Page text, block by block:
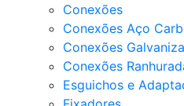
Conexões
Conexões Aço
Conexões
Conexões
Esguichos e